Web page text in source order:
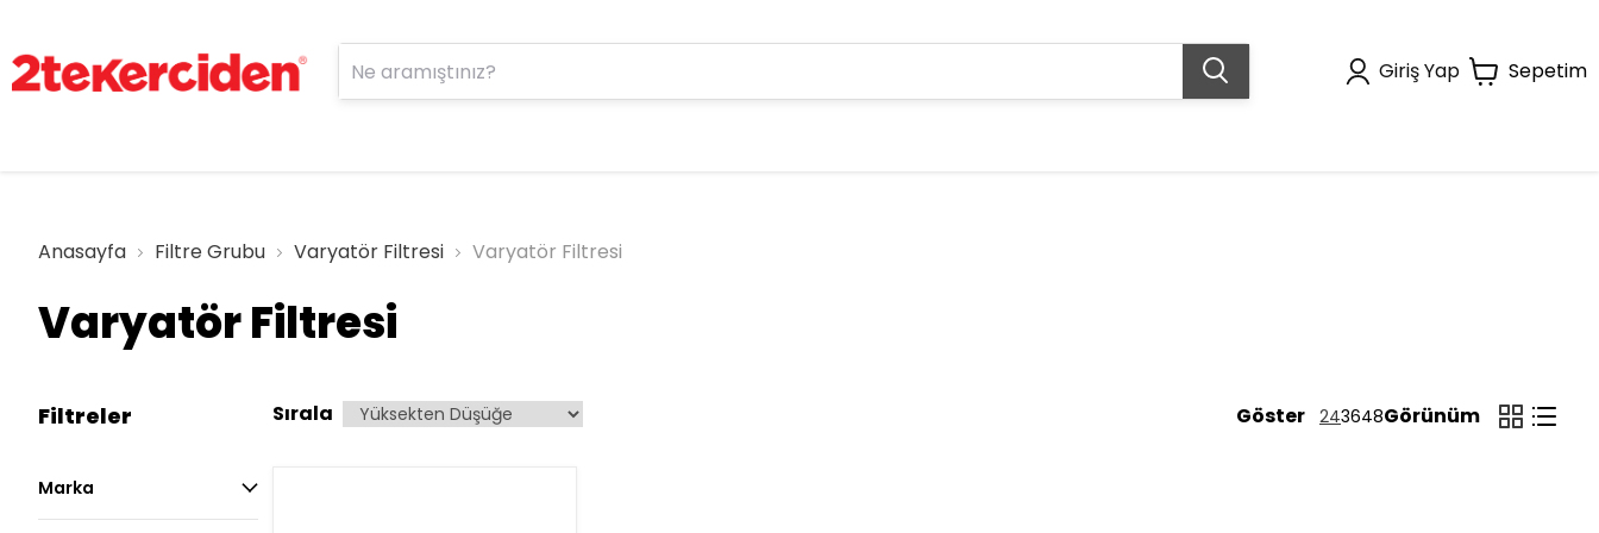
Giriş Yap Sepetim
Anasayfa Filtre Grubu Varyatör Filtresi Varyatör Filtresi
Varyatör Filtresi
Filtreler
Marka
Sırala Göster 243648Görünüm